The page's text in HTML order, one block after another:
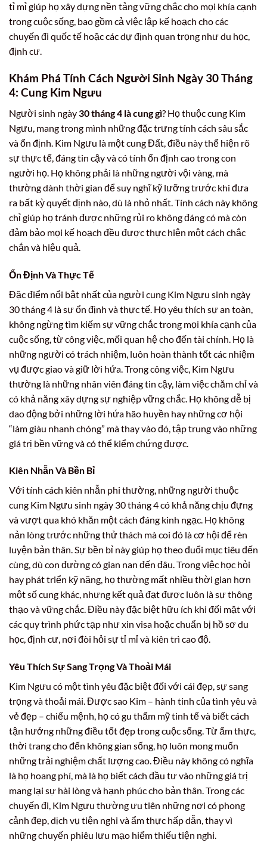
tỉ mỉ giúp họ xây dựng nền tảng vững chắc cho mọi khía cạnh
trong cuộc sống, bao gồm cả việc lập kế hoạch cho các
chuyến đi quốc tế hoặc các dự định quan trọng như du học,
định cư.
Khám Phá Tính Cách Người Sinh Ngày 30 Tháng
4: Cung Kim Ngưu
Người sinh ngày30 tháng 4 là cung gì? Họ thuộc cung Kim
Ngưu, mang trong mình những đặc trưng tính cách sâu sắc
và ổn định. Kim Ngưu là một cung Đất, điều này thể hiện rõ
sự thực tế, đáng tin cậy và có tính ổn định cao trong con
người họ. Họ không phải là những người vội vàng, mà
thường dành thời gian để suy nghĩ kỹ lưỡng trước khi đưa
ra bất kỳ quyết định nào, dù là nhỏ nhất. Tính cách này không
chỉ giúp họ tránh được những rủi ro không đáng có mà còn
đảm bảo mọi kế hoạch đều được thực hiện một cách chắc
chắn và hiệu quả.
Ổn Định Và Thực Tế
Đặc điểm nổi bật nhất của người cung Kim Ngưu sinh ngày
30 tháng 4 là sự ổn định và thực tế. Họ yêu thích sự an toàn,
không ngừng tìm kiếm sự vững chắc trong mọi khía cạnh của
cuộc sống, từ công việc, mối quan hệ cho đến tài chính. Họ là
những người có trách nhiệm, luôn hoàn thành tốt các nhiệm
vụ được giao và giữ lời hứa. Trong công việc, Kim Ngưu
thường là những nhân viên đáng tin cậy, làm việc chăm chỉ và
có khả năng xây dựng sự nghiệp vững chắc. Họ không dễ bị
dao động bởi những lời hứa hão huyền hay những cơ hội
“làm giàu nhanh chóng” mà thay vào đó, tập trung vào những
giá trị bền vững và có thể kiểm chứng được.
Kiên Nhẫn Và Bền Bỉ
Với tính cách kiên nhẫn phi thường, những người thuộc
cung Kim Ngưu sinh ngày 30 tháng 4 có khả năng chịu đựng
và vượt qua khó khăn một cách đáng kinh ngạc. Họ không
nản lòng trước những thử thách mà coi đó là cơ hội để rèn
luyện bản thân. Sự bền bỉ này giúp họ theo đuổi mục tiêu đến
cùng, dù con đường có gian nan đến đâu. Trong việc học hỏi
hay phát triển kỹ năng, họ thường mất nhiều thời gian hơn
một số cung khác, nhưng kết quả đạt được luôn là sự thông
thạo và vững chắc. Điều này đặc biệt hữu ích khi đối mặt với
các quy trình phức tạp như xin visa hoặc chuẩn bị hồ sơ du
học, định cư, nơi đòi hỏi sự tỉ mỉ và kiên trì cao độ.
Yêu Thích Sự Sang Trọng Và Thoải Mái
Kim Ngưu có một tình yêu đặc biệt đối với cái đẹp, sự sang
trọng và thoải mái. Được sao Kim – hành tinh của tình yêu và
vẻ đẹp – chiếu mệnh, họ có gu thẩm mỹ tinh tế và biết cách
tận hưởng những điều tốt đẹp trong cuộc sống. Từ ẩm thực,
thời trang cho đến không gian sống, họ luôn mong muốn
những trải nghiệm chất lượng cao. Điều này không có nghĩa
là họ hoang phí, mà là họ biết cách đầu tư vào những giá trị
mang lại sự hài lòng và hạnh phúc cho bản thân. Trong các
chuyến đi, Kim Ngưu thường ưu tiên những nơi có phong
cảnh đẹp, dịch vụ tiện nghi và ẩm thực hấp dẫn, thay vì
những chuyến phiêu lưu mạo hiểm thiếu tiện nghi.